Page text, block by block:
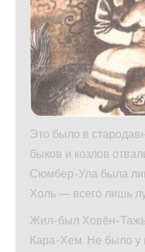
Это было в
быков и козлов
Сюмбер-Ула была
Холь — всего лишь
Жил-был Ховён-Тажы
Кара-Хем. Не было у